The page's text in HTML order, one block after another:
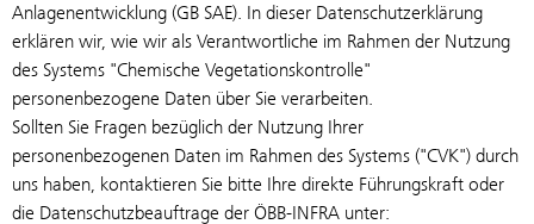
Anlagenentwicklung (GB SAE). In dieser Datenschutzerklärung
erklären wir, wie wir als Verantwortliche im Rahmen der Nutzung
des Systems "Chemische Vegetationskontrolle"
personenbezogene Daten über Sie verarbeiten.
Sollten Sie Fragen bezüglich der Nutzung Ihrer
personenbezogenen Daten im Rahmen des Systems ("CVK") durch
uns haben, kontaktieren Sie bitte Ihre direkte Führungskraft oder
die Datenschutzbeauftrage der ÖBB-INFRA unter: